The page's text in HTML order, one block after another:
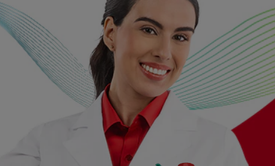
CHEQUEO DE SALUD BUCAL
CORRESPONDENCIA DE PRODUCTOS
PROMOCIONES
NI (ES)
SUSCRÍBASE